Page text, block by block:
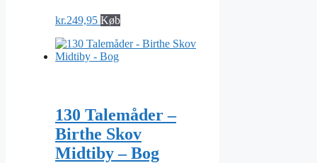
kr.249,95 Køb
130 Talemåder –
Birthe Skov
Midtiby – Bog